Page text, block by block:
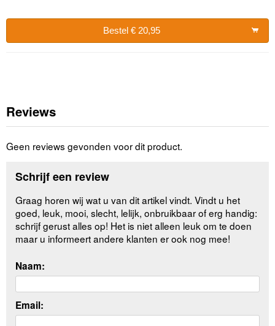
Bestel € 20,95
Reviews
Geen reviews gevonden voor dit product.
Schrijf een review
Graag horen wij wat u van dit artikel vindt. Vindt u het
goed, leuk, mooi, slecht, lelijk, onbruikbaar of erg handig:
schrijf gerust alles op! Het is niet alleen leuk om te doen
maar u informeert andere klanten er ook nog mee!
Naam:
Email: